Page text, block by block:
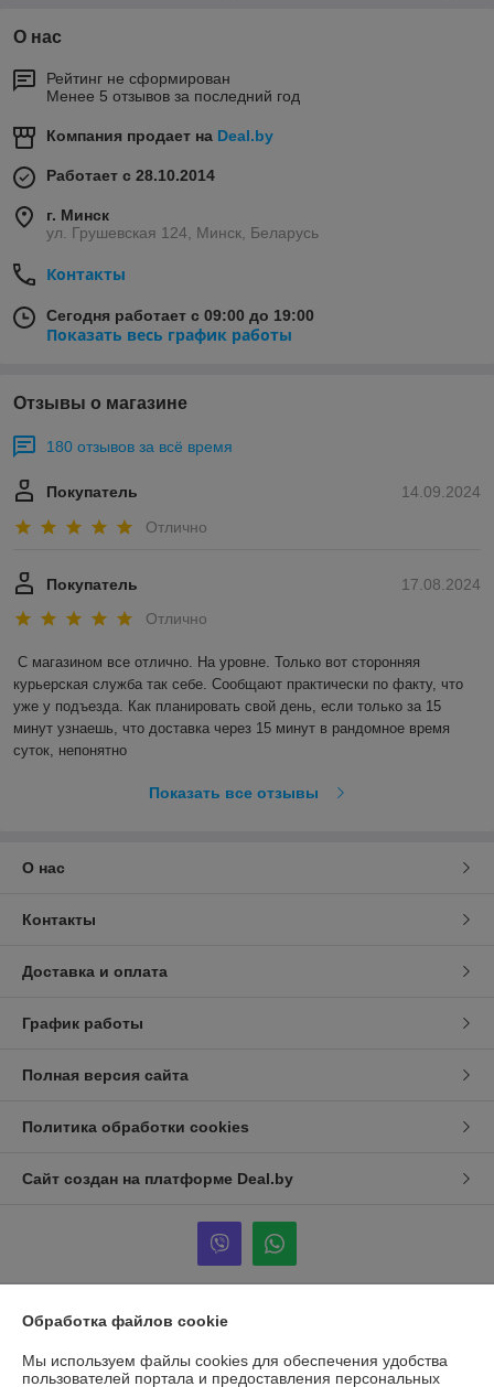
О нас
Рейтинг не сформирован
Менее 5 отзывов за последний год
Компания продает на Deal.by
Работает с 28.10.2014
г. Минск
ул. Грушевская 124, Минск, Беларусь
Контакты
Сегодня работает с 09:00 до 19:00
Показать весь график работы
Отзывы о магазине
180 отзывов за всё время
14.09.2024
Покупатель
Отлично
17.08.2024
Покупатель
Отлично
С магазином все отлично. На уровне. Только вот сторонняя
курьерская служба так себе. Сообщают практически по факту, что
уже у подъезда. Как планировать свой день, если только за 15
минут узнаешь, что доставка через 15 минут в рандомное время
суток, непонятно
Показать все отзывы
О нас
Контакты
Доставка и оплата
График работы
Полная версия сайта
Политика обработки cookies
Сайт создан на платформе Deal.by
Информация для покупателя
Юридическое лицо:ООО "Авто 360"
г. Минск, ул. Грушевская 124
Обработка файлов cookie
Мы используем файлы cookies для обеспечения удобства
пользователей портала и предоставления персональных